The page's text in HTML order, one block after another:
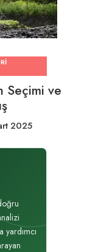
Seçimi ve
2025